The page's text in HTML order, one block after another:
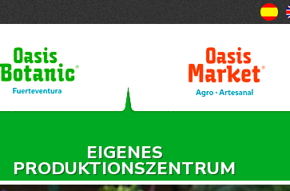
EIGENES
PRODUKTIONSZENTRUM